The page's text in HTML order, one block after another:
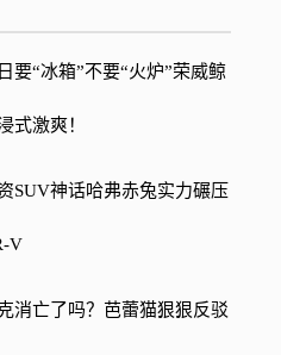
要“冰箱”不要“火炉”荣威鲸
式激爽！
SUV神话哈弗赤兔实力碾压
V
消亡了吗？芭蕾猫狠狠反驳